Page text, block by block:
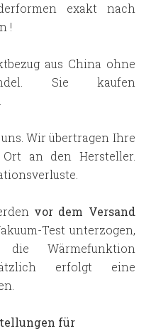
exakt nach
!
aus China ohne
Sie kaufen
Wir übertragen Ihre
an den Hersteller.
vor dem Versand
Test unterzogen,
Wärmefunktion
erfolgt eine
für